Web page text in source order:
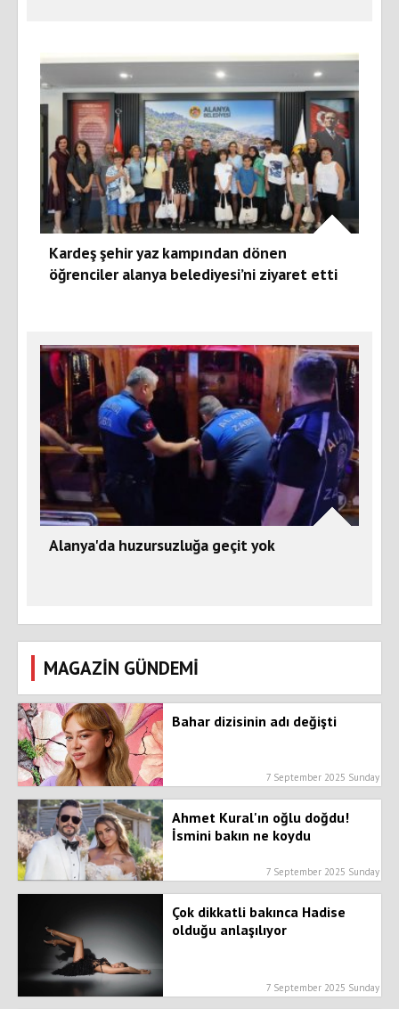
Kardeş şehir yaz kampından dönen
öğrenciler alanya belediyesi’ni ziyaret etti
Alanya'da huzursuzluğa geçit yok
MAGAZİN GÜNDEMİ
Bahar dizisinin adı değişti
7 September 2025 Sunday
Ahmet Kural'ın oğlu doğdu!
İsmini bakın ne koydu
7 September 2025 Sunday
Çok dikkatli bakınca Hadise
olduğu anlaşılıyor
7 September 2025 Sunday